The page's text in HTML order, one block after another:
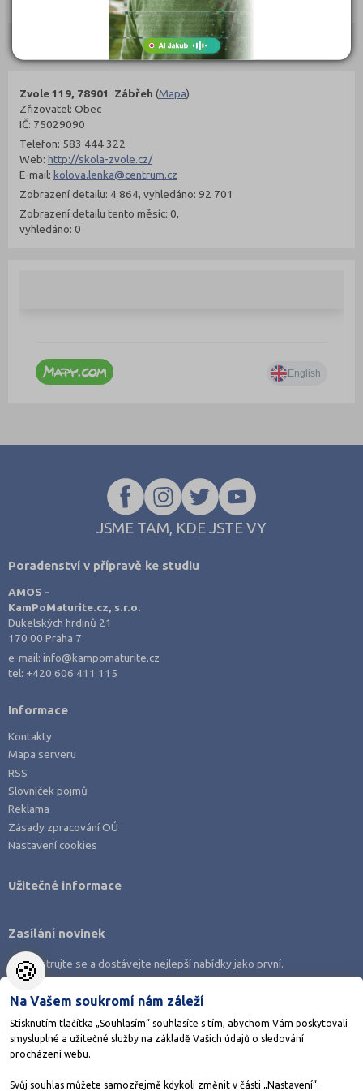
Objednat
Zvole 119, 78901 Zábřeh (Mapa)
Zřizovatel: Obec
IČ: 75029090
Telefon: 583 444 322
Web: http://skola-zvole.cz/
E-mail: kolova.lenka@centrum.cz
Zobrazení detailu: 4 864, vyhledáno: 92 701
Zobrazení detailu tento měsíc: 0,
vyhledáno: 0
JSME TAM, KDE JSTE VY
Poradenství v přípravě ke studiu
AMOS -
KamPoMaturite.cz, s.r.o.
Dukelských hrdinů 21
170 00 Praha 7
e-mail:info@kampomaturite.cz
tel: +420 606 411 115
Informace
Kontakty
Mapa serveru
RSS
Slovníček pojmů
Reklama
Zásady zpracování OÚ
Nastavení cookies
Stáhněte si aplikaci Adresář škol
Užitečné informace
Zasílání novinek
Zaregistrujte se a dostávejte nejlepší nabídky jako první.
🍪
Na Vašem soukromí nám záleží
Stisknutím tlačítka „Souhlasím“ souhlasíte s tím, abychom Vám poskytovali
smysluplné a užitečné služby na základě Vašich údajů o sledování
procházení webu.
Svůj souhlas můžete samozřejmě kdykoli změnit v části „Nastavení“.